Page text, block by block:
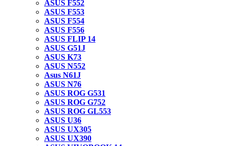
ASUS F552
ASUS F553
ASUS F554
ASUS F556
ASUS FLIP 14
ASUS G51J
ASUS K73
ASUS N552
Asus N61J
ASUS N76
ASUS ROG G531
ASUS ROG G752
ASUS ROG GL553
ASUS U36
ASUS UX305
ASUS UX390